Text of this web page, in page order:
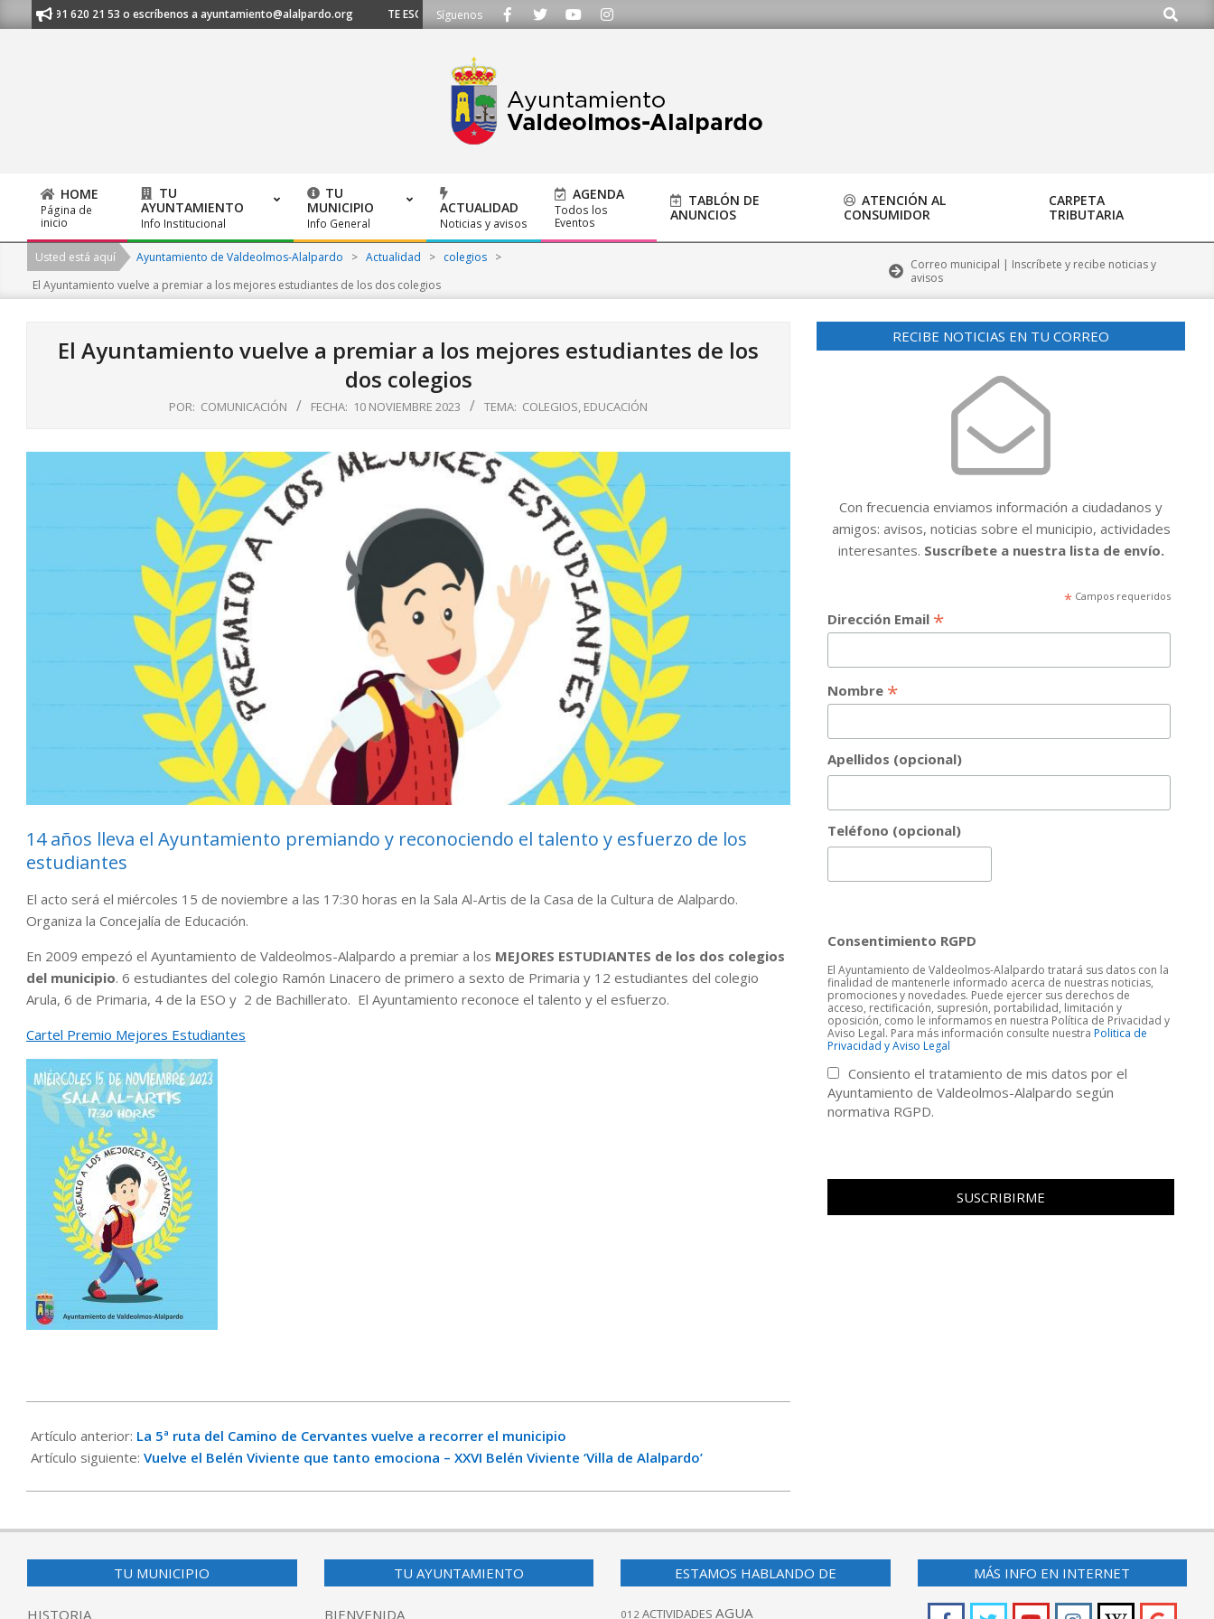
to
al 91 620 21 53 o escríbenos a ayuntamiento@alalpardo.org TE ESCUCHAMOS - Llámanos al 91 620 21 53 o escríbenos a ayuntamiento@alalpardo.org
Síguenos Buscar
Primary
Navigation
Menu
HOME
Página de
inicio
TU
AYUNTAMIENTO
Info Institucional
TU
MUNICIPIO
Info General
ACTUALIDAD
Noticias y avisos
AGENDA
Todos los
Eventos
TABLÓN DE
ANUNCIOS
ATENCIÓN AL
CONSUMIDOR
CARPETA
TRIBUTARIA
Usted está aquí Ayuntamiento de Valdeolmos-Alalpardo > Actualidad > colegios
>
El Ayuntamiento vuelve a premiar a los mejores estudiantes de los dos colegios
Correo municipal | Inscríbete y recibe noticias y
avisos
El Ayuntamiento vuelve a premiar a los mejores estudiantes de los
dos colegios
POR: COMUNICACIÓN FECHA: 10 NOVIEMBRE 2023 TEMA: COLEGIOS, EDUCACIÓN
14 años lleva el Ayuntamiento premiando y reconociendo el talento y esfuerzo de los
estudiantes
El acto será el miércoles 15 de noviembre a las 17:30 horas en la Sala Al-Artis de la Casa de la Cultura de Alalpardo.
Organiza la Concejalía de Educación.
En 2009 empezó el Ayuntamiento de Valdeolmos-Alalpardo a premiar a los MEJORES ESTUDIANTES de los dos colegios
del municipio. 6 estudiantes del colegio Ramón Linacero de primero a sexto de Primaria y 12 estudiantes del colegio
Arula, 6 de Primaria, 4 de la ESO y 2 de Bachillerato. El Ayuntamiento reconoce el talento y el esfuerzo.
Cartel Premio Mejores Estudiantes
11-
10
Artículo anterior: La 5ª ruta del Camino de Cervantes vuelve a recorrer el municipio
Artículo siguiente: Vuelve el Belén Viviente que tanto emociona – XXVI Belén Viviente ‘Villa de Alalpardo’
RECIBE NOTICIAS EN TU CORREO
Con frecuencia enviamos información a ciudadanos y
amigos: avisos, noticias sobre el municipio, actividades
interesantes. Suscríbete a nuestra lista de envío.
* Campos requeridos
Dirección Email *
Nombre *
Apellidos (opcional)
Teléfono (opcional)
Consentimiento RGPD
El Ayuntamiento de Valdeolmos-Alalpardo tratará sus datos con la
finalidad de mantenerle informado acerca de nuestras noticias,
promociones y novedades. Puede ejercer sus derechos de
acceso, rectificación, supresión, portabilidad, limitación y
oposición, como le informamos en nuestra Política de Privacidad y
Aviso Legal. Para más información consulte nuestraPolitica de
Privacidad y Aviso Legal
Consiento el tratamiento de mis datos por el
Ayuntamiento de Valdeolmos-Alalpardo según
normativa RGPD.
TU MUNICIPIO
HISTORIA
TU AYUNTAMIENTO
BIENVENIDA
ESTAMOS HABLANDO DE
012 ACTIVIDADES AGUA
MÁS INFO EN INTERNET